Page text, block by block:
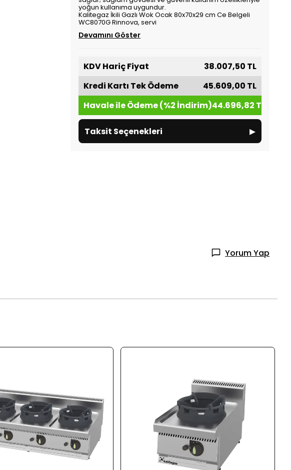
yoğun kullanıma uygundur.
Kalitegaz İkili Gazlı Wok Ocak 80x70x29 cm Ce Belgeli
WC8070G Rinnova, servi
Devamını Göster
KDV Hariç Fiyat
38.007,50 TL
Kredi Kartı Tek Ödeme
45.609,00 TL
Havale ile Ödeme (%2 İndirim)44.696,82 TL
Taksit Seçenekleri ▸
Yorum Yap